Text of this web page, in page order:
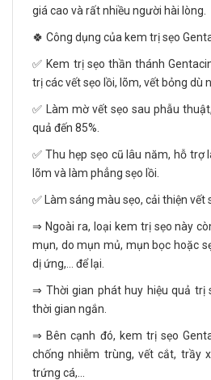
giá cao và rất nhiều người hài lòng.
🍀 Công dụng của kem trị sẹo
✅ Kem trị sẹo thần thánh
trị các vết sẹo lồi, lõm, vết bỏng dù
✅ Làm mờ vết sẹo sau phẫu
quả đến 85%.
✅ Thu hẹp sẹo cũ lâu năm, hỗ trợ
lõm và làm phẳng sẹo lồi.
✅ Làm sáng màu sẹo, cải thiện vết
⇒ Ngoài ra, loại kem trị sẹo này
mụn, do mụn mủ, mụn bọc hoặc
dị ứng,… để lại.
⇒ Thời gian phát huy hiệu quả trị
thời gian ngắn.
⇒ Bên cạnh đó, kem trị sẹo
chống nhiễm trùng, vết cắt, trầy
trứng cá,...